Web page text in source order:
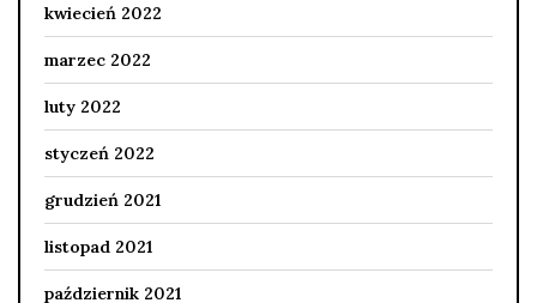
kwiecień 2022
marzec 2022
luty 2022
styczeń 2022
grudzień 2021
listopad 2021
październik 2021